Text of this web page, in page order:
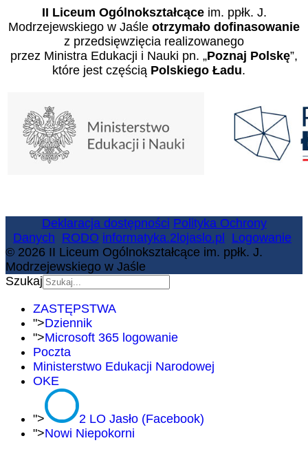
II Liceum Ogólnokształcąceim. ppłk. J.
Modrzejewskiego w Jaśle otrzymało dofinasowanie
z przedsięwzięcia realizowanego
przez Ministra Edukacji i Nauki pn. „Poznaj Polskę”,
które jest częścią Polskiego Ładu.
Deklaracja dostępności Polityka Ochrony
Danych RODO informatyka.2lojaslo.pl
Logowanie
© 2026 II Liceum Ogólnokształcące im. ppłk. J.
Modrzejewskiego w Jaśle
Szukaj
ZASTĘPSTWA
">Dziennik
">Microsoft 365 logowanie
Poczta
Ministerstwo Edukacji Narodowej
OKE
">
2 LO Jasło (Facebook)
">Nowi Niepokorni